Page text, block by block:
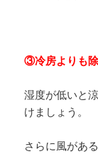
③冷房よりも
湿度が低いと
けましょう。
さらに風があ